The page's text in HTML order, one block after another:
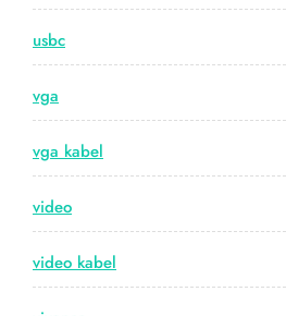
usbc
vga
vga kabel
video
video kabel